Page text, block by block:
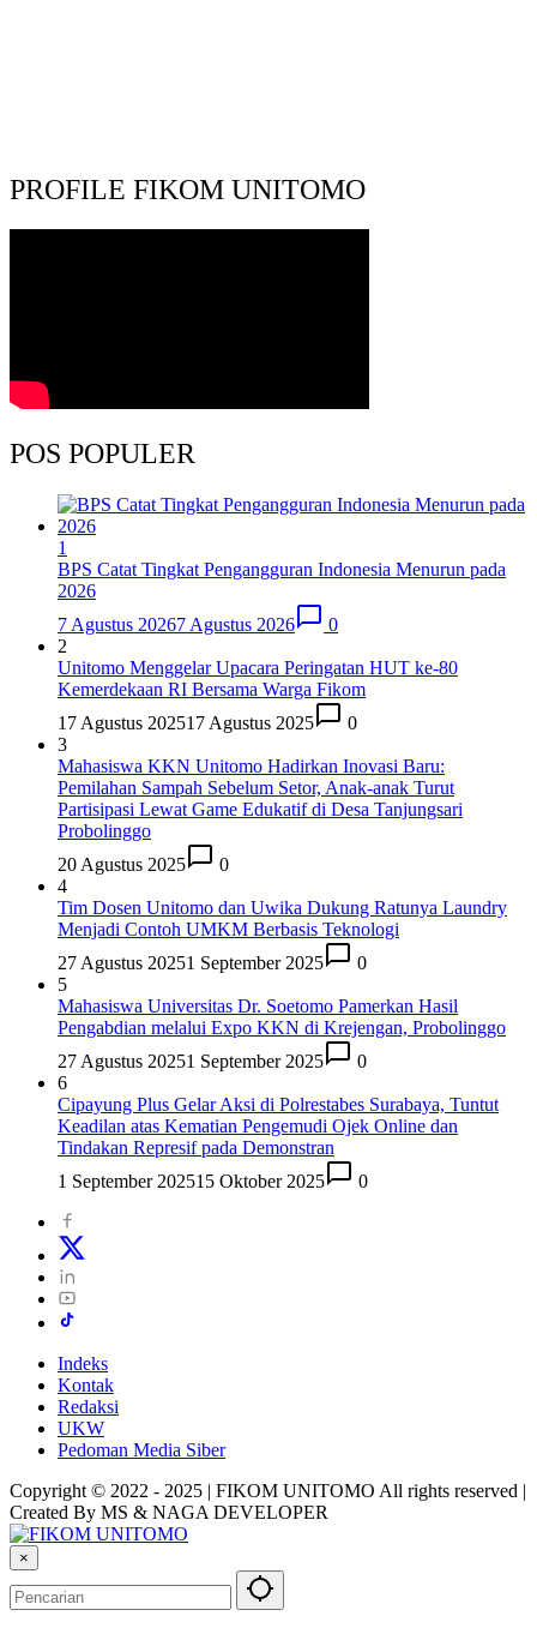
PROFILE FIKOM UNITOMO
POS POPULER
1
BPS Catat Tingkat Pengangguran Indonesia Menurun pada
2026
7 Agustus 20267 Agustus 2026
0
2
Unitomo Menggelar Upacara Peringatan HUT ke-80
Kemerdekaan RI Bersama Warga Fikom
17 Agustus 202517 Agustus 2025
0
3
Mahasiswa KKN Unitomo Hadirkan Inovasi Baru:
Pemilahan Sampah Sebelum Setor, Anak-anak Turut
Partisipasi Lewat Game Edukatif di Desa Tanjungsari
Probolinggo
20 Agustus 2025
0
4
Tim Dosen Unitomo dan Uwika Dukung Ratunya Laundry
Menjadi Contoh UMKM Berbasis Teknologi
27 Agustus 20251 September 2025
0
5
Mahasiswa Universitas Dr. Soetomo Pamerkan Hasil
Pengabdian melalui Expo KKN di Krejengan, Probolinggo
27 Agustus 20251 September 2025
0
6
Cipayung Plus Gelar Aksi di Polrestabes Surabaya, Tuntut
Keadilan atas Kematian Pengemudi Ojek Online dan
Tindakan Represif pada Demonstran
1 September 202515 Oktober 2025 0
Indeks
Kontak
Redaksi
UKW
Pedoman Media Siber
Copyright © 2022 - 2025 | FIKOM UNITOMO All rights reserved |
Created By MS & NAGA DEVELOPER
×